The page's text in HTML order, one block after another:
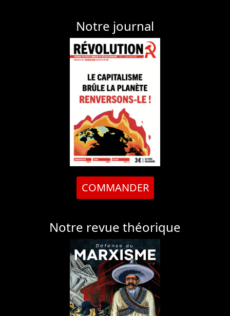
Notre journal
COMMANDER
Notre revue théorique